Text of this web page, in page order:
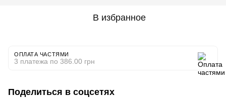
В избранное
ОПЛАТА ЧАСТЯМИ
3 платежа по 386.00 грн
Поделиться в соцсетях